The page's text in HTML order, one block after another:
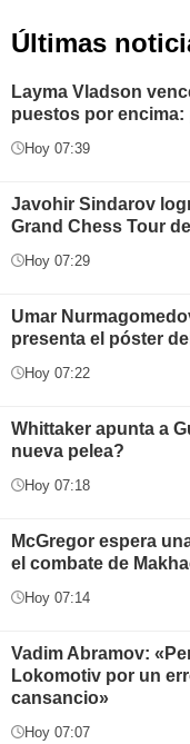
Últimas
Layma Vladson
puestos por encima:
Hoy 07:39
Javohir Sindarov
Grand Chess Tour
Hoy 07:29
Umar
presenta el póster
Hoy 07:22
Whittaker apunta a
nueva pelea?
Hoy 07:18
McGregor espera
el combate de
Hoy 07:14
Vadim Abramov:
Lokomotiv por un
cansancio»
Hoy 07:07